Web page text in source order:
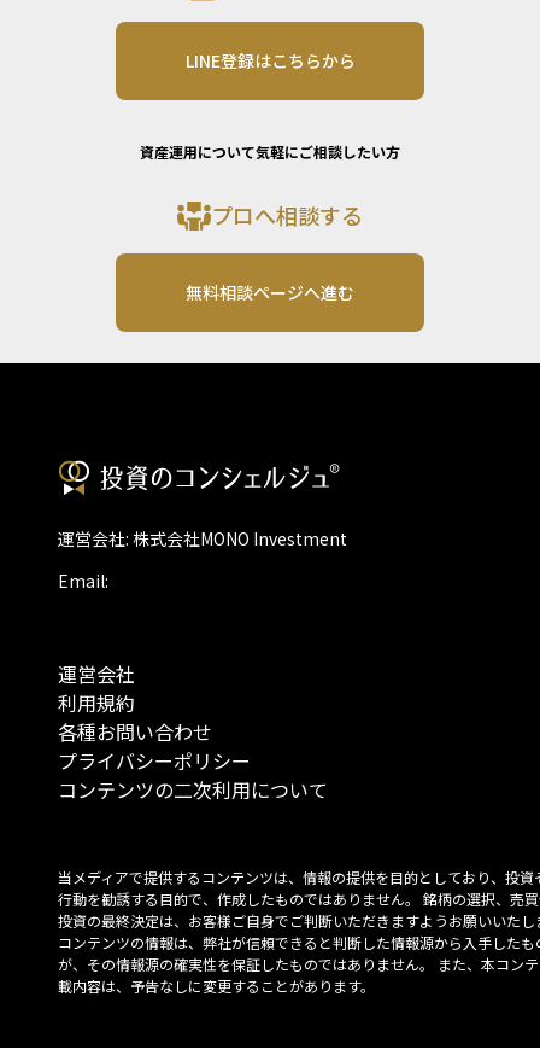
LINE登録はこちらから
資産運用について気軽にご相談したい方
プロへ相談する
無料相談ページへ進む
運営会社: 株式会社MONO Investment
Email:
運営会社
利用規約
各種お問い合わせ
プライバシーポリシー
コンテンツの二次利用について
当メディアで提供するコンテンツは、情報の提供を目的としており、投資
行動を勧誘する目的で、作成したものではありません。 銘柄の選択、売
投資の最終決定は、お客様ご自身でご判断いただきますようお願いいたし
コンテンツの情報は、弊社が信頼できると判断した情報源から入手したも
が、その情報源の確実性を保証したものではありません。 また、本コン
載内容は、予告なしに変更することがあります。